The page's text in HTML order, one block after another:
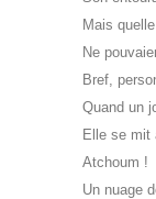
Mais
Ne
Bref,
Quand un
Elle se mit
Atchoum !
Un nuage